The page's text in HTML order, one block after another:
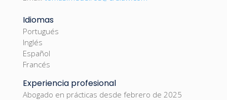
Idiomas
Portugués
Inglés
Español
Francés
Experiencia profesional
Abogado en prácticas desde febrero de 2025